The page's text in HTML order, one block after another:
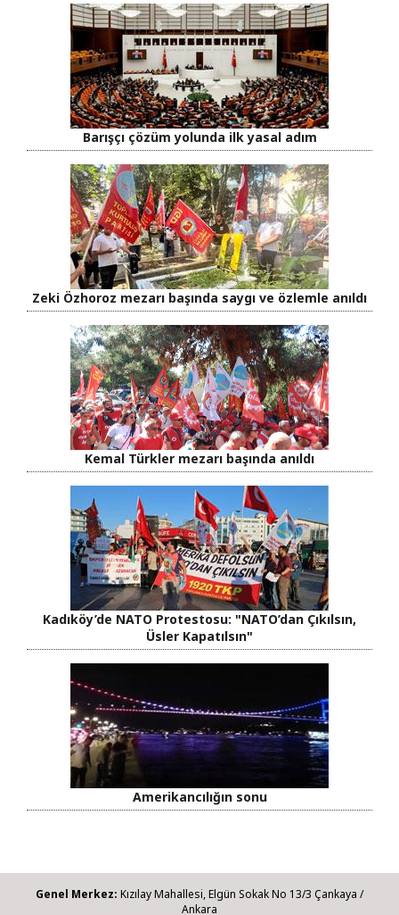
Barışçı çözüm yolunda ilk yasal adım
Zeki Özhoroz mezarı başında saygı ve özlemle anıldı
Kemal Türkler mezarı başında anıldı
Kadıköy’de NATO Protestosu: "NATO’dan Çıkılsın,
Üsler Kapatılsın"
Amerikancılığın sonu
Genel Merkez: Kızılay Mahallesi, Elgün Sokak No 13/3 Çankaya /
Ankara